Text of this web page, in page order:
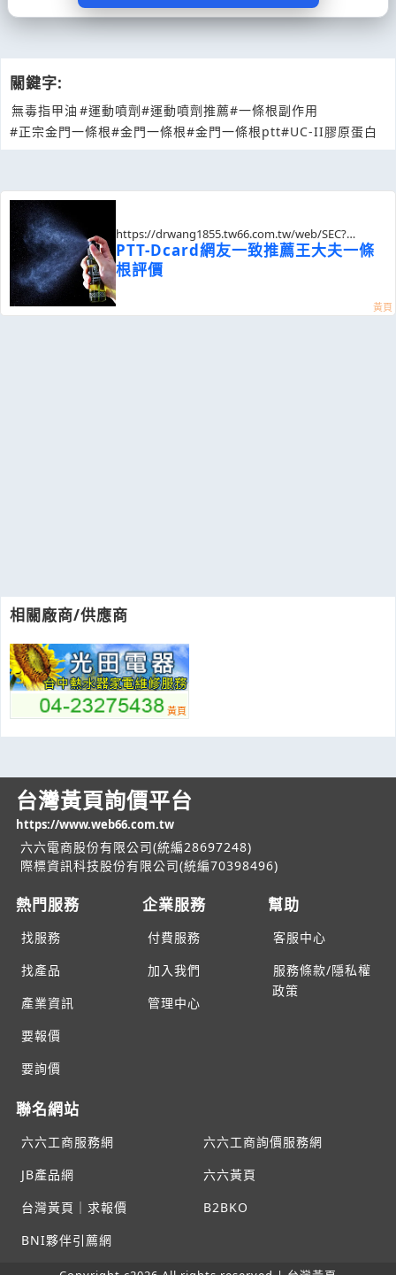
相關廠商/供應商
關鍵字:
無毒指甲油 #運動噴劑#運動噴劑推薦#一條根副作用
#正宗金門一條根#金門一條根#金門一條根ptt#UC-II膠原蛋白
https://drwang1855.tw66.com.tw/web/SEC?
postId=1352143
PTT-Dcard網友一致推薦王大夫一條
根評價
台灣黃頁詢價平台
https://www.web66.com.tw
六六電商股份有限公司(統編28697248)
際標資訊科技股份有限公司(統編70398496)
熱門服務
找服務
找產品
產業資訊
要報價
要詢價
企業服務
付費服務
加入我們
管理中心
幫助
客服中心
服務條款/隱私權
政策
聯名網站
六六工商服務網
六六工商詢價服務網
JB產品網
六六黃頁
台灣黃頁｜求報價
B2BKO
BNI夥伴引薦網